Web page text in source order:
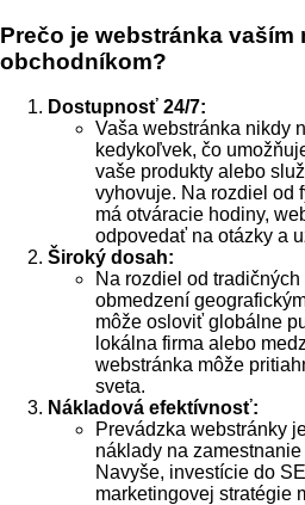
Prečo je webstránka vaším
obchodníkom?
Dostupnosť 24/7:
Vaša webstránka nikdy
kedykoľvek, čo
vaše produkty alebo
vyhovuje. Na rozdiel od
má otváracie hodiny,
odpovedať na otázky a
Široký dosah:
Na rozdiel od
obmedzení
môže osloviť globálne
lokálna firma alebo
webstránka môže
sveta.
Nákladová efektívnosť:
Prevádzka webstránky
náklady na
Navyše, investície do
marketingovej stratégie